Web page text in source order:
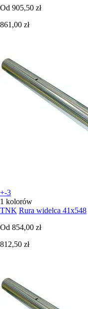
Od 905,50 zł
861,00 zł
+-3
1 kolorów
TNK Rura widelca 41x548
Od 854,00 zł
812,50 zł